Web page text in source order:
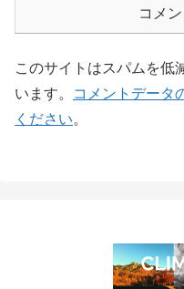
コメ
このサイトはスパムを低
います。
コメントデータ
ください。